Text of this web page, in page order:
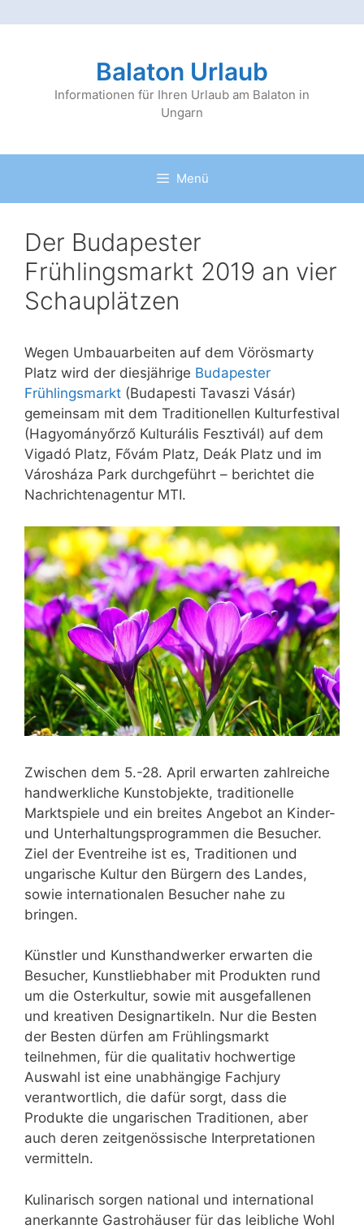
Balaton Urlaub
Informationen für Ihren Urlaub am Balaton in
Ungarn
Menü
Der Budapester
Frühlingsmarkt 2019 an vier
Schauplätzen
Wegen Umbauarbeiten auf dem Vörösmarty
Platz wird der diesjährige Budapester
Frühlingsmarkt (Budapesti Tavaszi Vásár)
gemeinsam mit dem Traditionellen Kulturfestival
(Hagyományőrző Kulturális Fesztivál) auf dem
Vigadó Platz, Fővám Platz, Deák Platz und im
Városháza Park durchgeführt – berichtet die
Nachrichtenagentur MTI.
Zwischen dem 5.-28. April erwarten zahlreiche
handwerkliche Kunstobjekte, traditionelle
Marktspiele und ein breites Angebot an Kinder-
und Unterhaltungsprogrammen die Besucher.
Ziel der Eventreihe ist es, Traditionen und
ungarische Kultur den Bürgern des Landes,
sowie internationalen Besucher nahe zu
bringen.
Künstler und Kunsthandwerker erwarten die
Besucher, Kunstliebhaber mit Produkten rund
um die Osterkultur, sowie mit ausgefallenen
und kreativen Designartikeln. Nur die Besten
der Besten dürfen am Frühlingsmarkt
teilnehmen, für die qualitativ hochwertige
Auswahl ist eine unabhängige Fachjury
verantwortlich, die dafür sorgt, dass die
Produkte die ungarischen Traditionen, aber
auch deren zeitgenössische Interpretationen
vermitteln.
Kulinarisch sorgen national und international
anerkannte Gastrohäuser für das leibliche Wohl